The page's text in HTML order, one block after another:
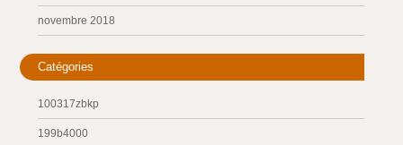
novembre 2018
Catégories
100317zbkp
199b4000